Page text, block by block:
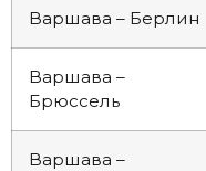
Варшава – Берлин
Варшава –
Брюссель
Варшава –